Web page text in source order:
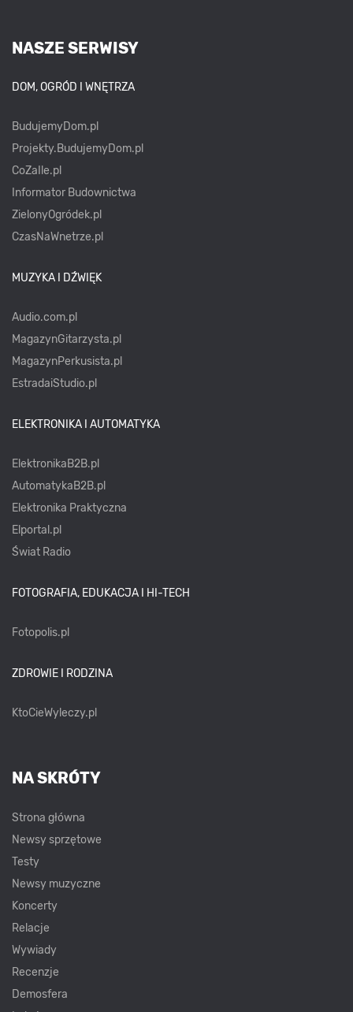
NASZE SERWISY
DOM, OGRÓD I WNĘTRZA
BudujemyDom.pl
Projekty.BudujemyDom.pl
CoZaIle.pl
Informator Budownictwa
ZielonyOgródek.pl
CzasNaWnetrze.pl
MUZYKA I DŹWIĘK
Audio.com.pl
MagazynGitarzysta.pl
MagazynPerkusista.pl
EstradaiStudio.pl
ELEKTRONIKA I AUTOMATYKA
ElektronikaB2B.pl
AutomatykaB2B.pl
Elektronika Praktyczna
Elportal.pl
Świat Radio
FOTOGRAFIA, EDUKACJA I HI-TECH
Fotopolis.pl
ZDROWIE I RODZINA
KtoCieWyleczy.pl
NA SKRÓTY
Strona główna
Newsy sprzętowe
Testy
Newsy muzyczne
Koncerty
Relacje
Wywiady
Recenzje
Demosfera